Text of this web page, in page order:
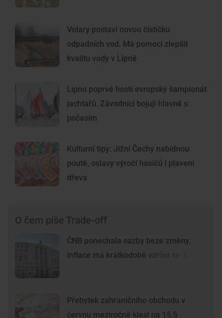
Volary postaví novou čističku
odpadních vod. Má pomoci zlepšit
kvalitu vody v Lipně
Lipno poprvé hostí evropský šampionát
jachtařů. Závodníci bojují hlavně s
počasím
Kulturní tipy: Jižní Čechy nabídnou
poutě, oslavy výročí hasičů i plavení
dřeva
O čem píše Trade-off
ČNB ponechala sazby beze změny,
inflace má krátkodobě vzrůst ke 3 %
Přebytek zahraničního obchodu v
červnu meziročně klesl na 15,5